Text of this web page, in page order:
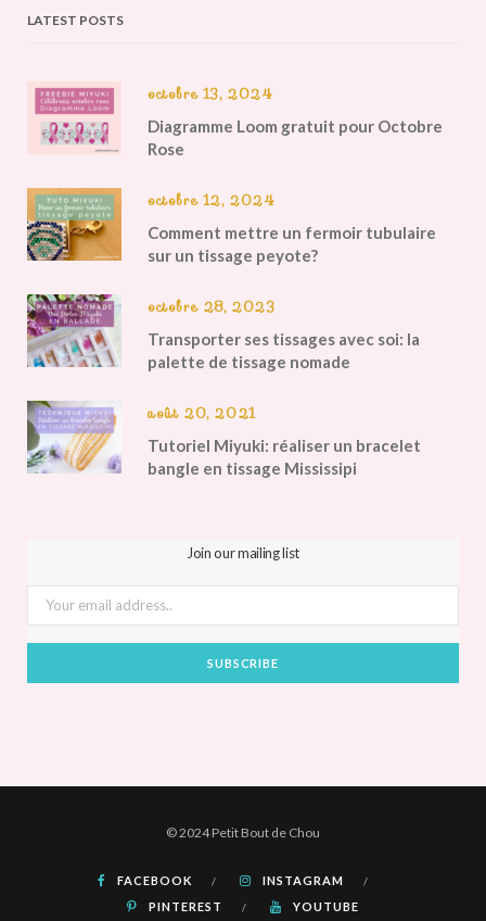
LATEST POSTS
octobre 13, 2024
Diagramme Loom gratuit pour Octobre
Rose
octobre 12, 2024
Comment mettre un fermoir tubulaire
sur un tissage peyote?
octobre 28, 2023
Transporter ses tissages avec soi: la
palette de tissage nomade
août 20, 2021
Tutoriel Miyuki: réaliser un bracelet
bangle en tissage Mississipi
Join our mailing list
© 2024 Petit Bout de Chou
FACEBOOK
INSTAGRAM
PINTEREST
YOUTUBE